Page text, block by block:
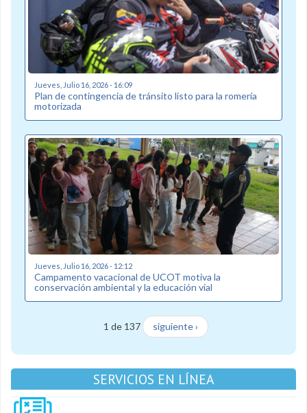
Jueves, Julio 16, 2026 - 16:09
Plan de contingencia de tránsito listo para la romería
motorizada
Jueves, Julio 16, 2026 - 12:12
Campamento vacacional de UCOT motiva la
conservación ambiental y la educación vial
1 de 137 siguiente ›
SERVICIOS EN LÍNEA